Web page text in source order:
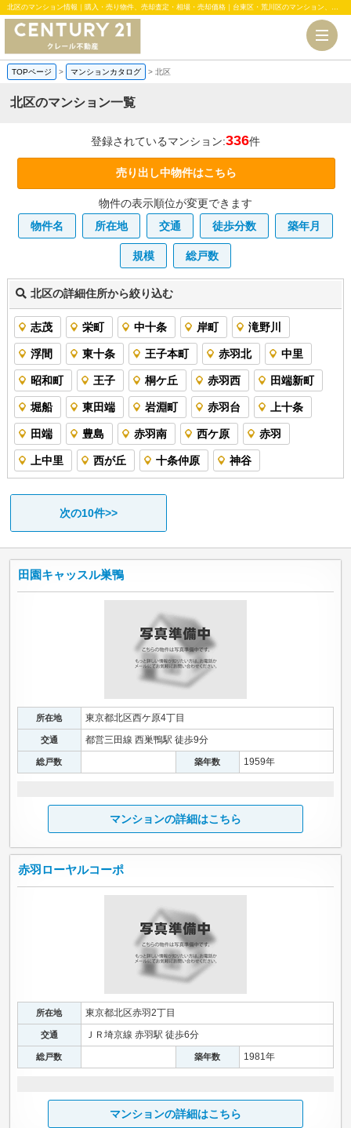
北区のマンション情報｜購入・売り物件、売却査定・相場・売却価格｜台東区・荒川区のマンション、中古・新築一戸建、土地のことならセンチュリー21クレール不動産
TOPページ > マンションカタログ >北区
北区のマンション一覧
登録されているマンション:336件
売り出し中物件はこちら
物件の表示順位が変更できます
物件名
所在地 交通 徒歩分数 築年月
規模 総戸数
北区の詳細住所から絞り込む
志茂 栄町 中十条 岸町 滝野川
浮間 東十条 王子本町 赤羽北 中里
昭和町 王子 桐ケ丘 赤羽西 田端新町
堀船 東田端 岩淵町 赤羽台 上十条
田端 豊島 赤羽南 西ケ原 赤羽
上中里 西が丘 十条仲原 神谷
次の10件>>
田園キャッスル巣鴨
所在地 東京都北区西ケ原4丁目
交通 都営三田線 西巣鴨駅 徒歩9分
総戸数 築年数 1959年
マンションの詳細はこちら
赤羽ローヤルコーポ
所在地 東京都北区赤羽2丁目
交通 ＪＲ埼京線 赤羽駅 徒歩6分
総戸数 築年数 1981年
マンションの詳細はこちら